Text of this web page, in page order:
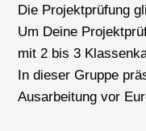
Die Projektprüfung
Um Deine
mit 2 bis 3
In dieser Gruppe
Ausarbeitung vor